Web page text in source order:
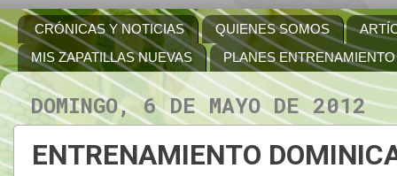
CRÓNICAS Y NOTICIAS QUIENES SOMOS
MIS ZAPATILLAS NUEVAS
PLANES ENTRENAMIENTO
DOMINGO, 6 DE MAYO DE 2012
ENTRENAMIENTO